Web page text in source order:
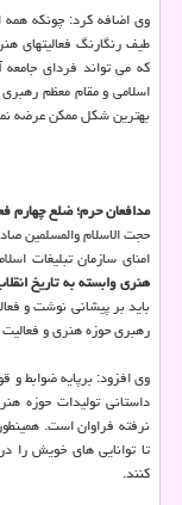
وی اضافه کرد: چونکه همه
طیف رنگارنگ فعالیتهای
که می تواند فردای جامعه
اسلامی و مقام معظم
بهترین شکل ممکن عرضه
مدافعان حرم؛ ضلع چهارم
حجت الاسلام والمسلمین
امنای سازمان تبلیغات
هنری وابسته به تاریخ
باید بر پیشانی نوشت و
رهبری حوزه هنری و
وی افزود: برپایه ضوابط و
داستانی تولیدات حوزه
نرفته فراوان است.
تا توانایی های خویش را
کنند.